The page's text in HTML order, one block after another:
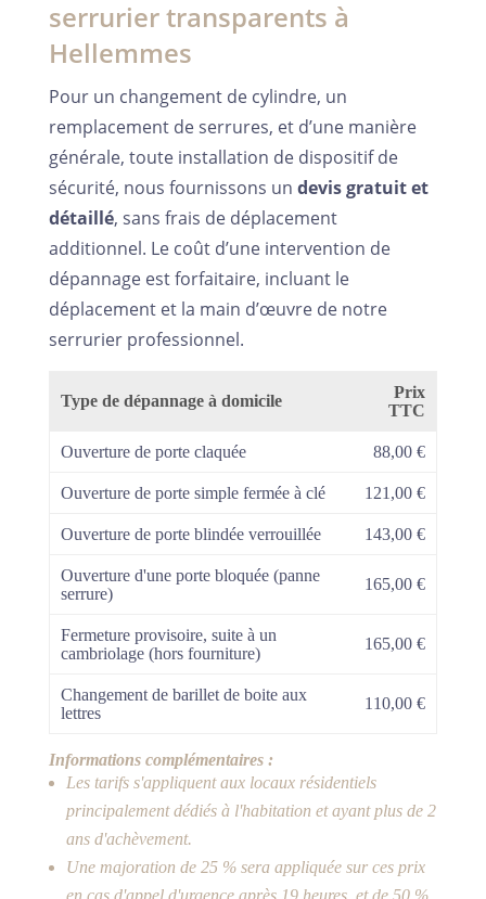
serrurier transparents à
Hellemmes
Pour un changement de cylindre, un
remplacement de serrures, et d’une manière
générale, toute installation de dispositif de
sécurité, nous fournissons un devis gratuit et
détaillé, sans frais de déplacement
additionnel. Le coût d’une intervention de
dépannage est forfaitaire, incluant le
déplacement et la main d’œuvre de notre
serrurier professionnel.
Type de dépannage à domicile
Prix
TTC
Ouverture de porte claquée 88,00 €
Ouverture de porte simple fermée à clé 121,00 €
Ouverture de porte blindée verrouillée 143,00 €
Ouverture d'une porte bloquée (panne
serrure)
165,00 €
Fermeture provisoire, suite à un
cambriolage (hors fourniture)
165,00 €
Changement de barillet de boite aux
lettres
110,00 €
Informations complémentaires :
Les tarifs s'appliquent aux locaux résidentiels
principalement dédiés à l'habitation et ayant plus de 2
ans d'achèvement.
Une majoration de 25 % sera appliquée sur ces prix
en cas d'appel d'urgence après 19 heures, et de 50 %